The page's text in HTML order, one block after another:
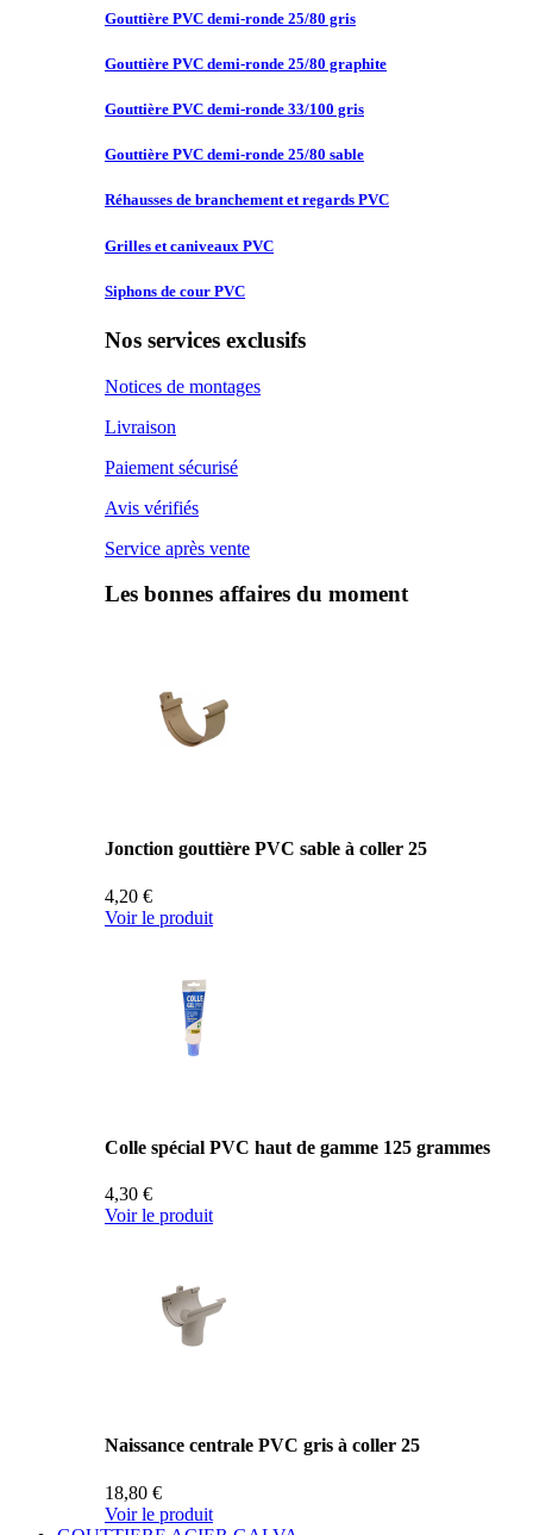
Gouttière PVC demi-ronde 25/80 gris
Gouttière PVC demi-ronde 25/80 graphite
Gouttière PVC demi-ronde 33/100 gris
Gouttière PVC demi-ronde 25/80 sable
Réhausses de branchement et regards PVC
Grilles et caniveaux PVC
Siphons de cour PVC
Nos services exclusifs
Notices de montages
Livraison
Paiement sécurisé
Avis vérifiés
Service après vente
Les bonnes affaires du moment
Jonction gouttière PVC sable à coller 25
4,20 €
Voir le produit
Colle spécial PVC haut de gamme 125 grammes
4,30 €
Voir le produit
Naissance centrale PVC gris à coller 25
18,80 €
Voir le produit